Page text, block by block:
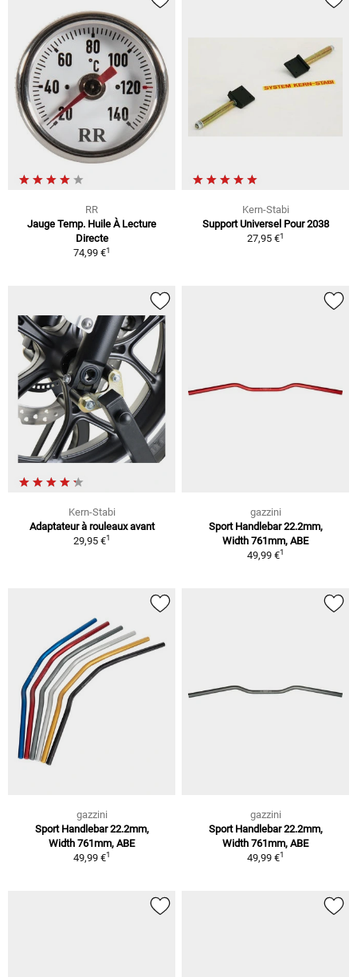
RR
Jauge Temp. Huile À Lecture
Directe
74,99 €1
Kern-Stabi
Support Universel Pour 2038
27,95 €1
Kern-Stabi
Adaptateur à rouleaux avant
29,95 €1
gazzini
Sport Handlebar 22.2mm,
Width 761mm, ABE
49,99 €1
gazzini
Sport Handlebar 22.2mm,
Width 761mm, ABE
49,99 €1
gazzini
Sport Handlebar 22.2mm,
Width 761mm, ABE
49,99 €1